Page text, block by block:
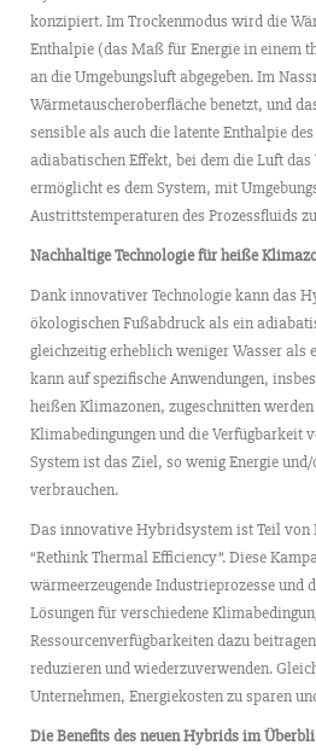
konzipiert. Im Trockenmodus wird die
Enthalpie (das Maß für Energie in einem
an die Umgebungsluft abgegeben. Im
Wärmetauscheroberfläche benetzt, und
sensible als auch die latente Enthalpie
adiabatischen Effekt, bei dem die Luft das
ermöglicht es dem System, mit
Austrittstemperaturen des Prozessfluids
Nachhaltige Technologie für heiße
Dank innovativer Technologie kann das
ökologischen Fußabdruck als ein
gleichzeitig erheblich weniger Wasser als
kann auf spezifische Anwendungen,
heißen Klimazonen, zugeschnitten
Klimabedingungen und die Verfügbarkeit
System ist das Ziel, so wenig Energie
verbrauchen.
Das innovative Hybridsystem ist Teil von
“Rethink Thermal Efficiency”. Diese
wärmeerzeugende Industrieprozesse und
Lösungen für verschiedene
Ressourcenverfügbarkeiten dazu
reduzieren und wiederzuverwenden.
Unternehmen, Energiekosten zu sparen
Die Benefits des neuen Hybrids im